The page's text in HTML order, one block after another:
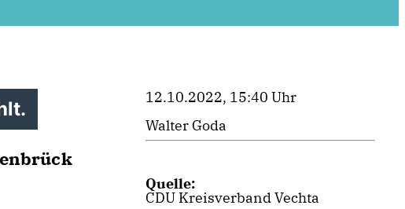
12.10.2022, 15:40 Uhr
Walter Goda
Quelle:
CDU Kreisverband Vechta